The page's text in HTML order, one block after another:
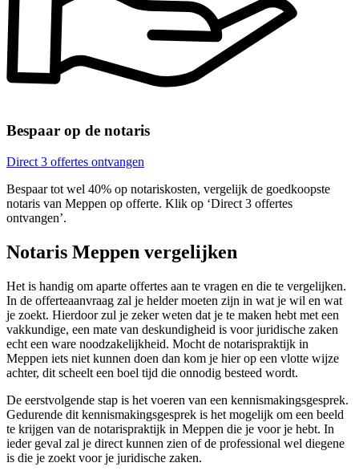
Bespaar op de notaris
Direct 3 offertes ontvangen
Bespaar tot wel 40% op notariskosten, vergelijk de goedkoopste
notaris van Meppen op offerte. Klik op ‘Direct 3 offertes
ontvangen’.
Notaris Meppen vergelijken
Het is handig om aparte offertes aan te vragen en die te vergelijken.
In de offerteaanvraag zal je helder moeten zijn in wat je wil en wat
je zoekt. Hierdoor zul je zeker weten dat je te maken hebt met een
vakkundige, een mate van deskundigheid is voor juridische zaken
echt een ware noodzakelijkheid. Mocht de notarispraktijk in
Meppen iets niet kunnen doen dan kom je hier op een vlotte wijze
achter, dit scheelt een boel tijd die onnodig besteed wordt.
De eerstvolgende stap is het voeren van een kennismakingsgesprek.
Gedurende dit kennismakingsgesprek is het mogelijk om een beeld
te krijgen van de notarispraktijk in Meppen die je voor je hebt. In
ieder geval zal je direct kunnen zien of de professional wel diegene
is die je zoekt voor je juridische zaken.